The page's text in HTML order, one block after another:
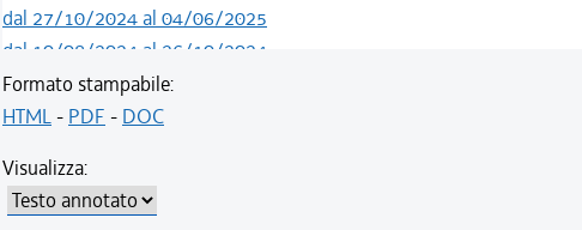
dal 27/10/2024 al 04/06/2025
dal 10/08/2024 al 26/10/2024
dal 14/05/2024 al 09/08/2024
dal 01/01/2024 al 13/05/2024
dal 14/06/2022 al 06/03/2023
dal 20/05/2021 al 13/06/2022
Formato stampabile:
HTML- PDF - DOC
Visualizza: